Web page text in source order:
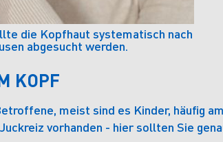
die Kopfhaut systematisch nach
abgesucht werden.
KOPF
meist sind es Kinder, häufig
vorhanden - hier sollten Sie